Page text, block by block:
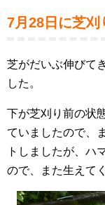
7月28日に芝刈
芝がだいぶ伸びて
した。
下が芝刈り前の状
ていましたので、
トしましたが、ハ
ので、また生えて